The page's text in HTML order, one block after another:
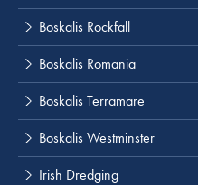
Boskalis Rockfall
Boskalis Romania
Boskalis Terramare
Boskalis Westminster
Irish Dredging